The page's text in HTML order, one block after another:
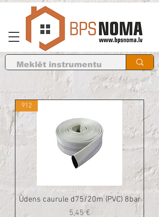
912
Ūdens caurule d75/20m (PVC) 8bar
Cena
5,45 €